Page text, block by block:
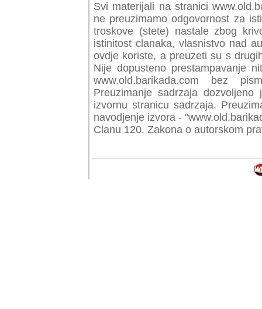
Svi materijali na stranici
preuzimamo odgovornost za
troskove (stete) nastale zbog
istinitost clanaka, vlasnistvo nad
ovdje koriste, a preuzeti su s
Nije dopusteno prestampavanje
www.old.barikada.com bez
Preuzimanje sadrzaja
izvornu stranicu sadrzaja.
navodjenje izvora -
Clanu 120. Zakona o autorskom